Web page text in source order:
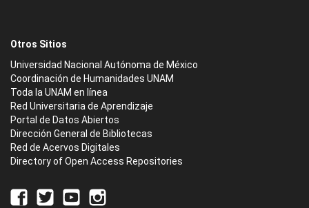
Otros Sitios
Universidad Nacional Autónoma de México
Coordinación de Humanidades UNAM
Toda la UNAM en línea
Red Universitaria de Aprendizaje
Portal de Datos Abiertos
Dirección General de Bibliotecas
Red de Acervos Digitales
Directory of Open Access Repositories